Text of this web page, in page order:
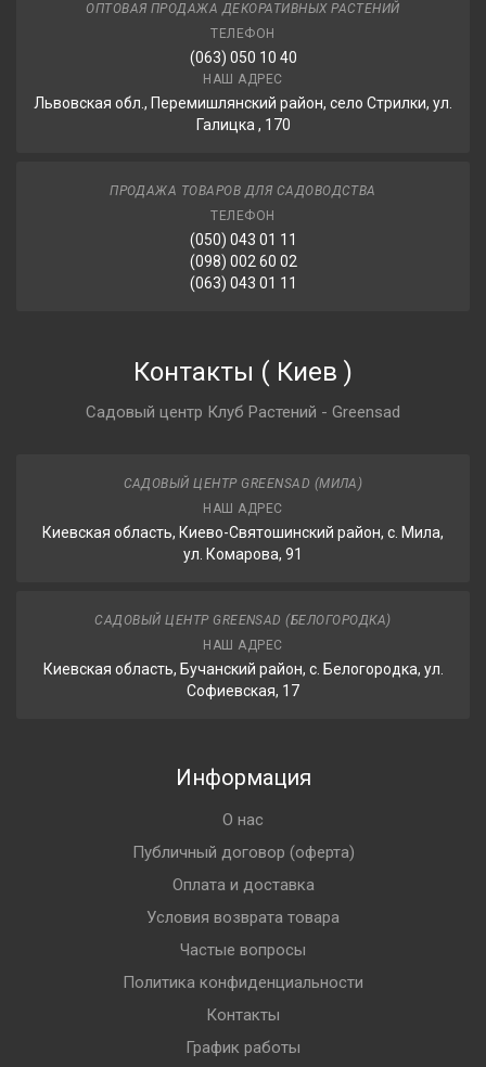
ОПТОВАЯ ПРОДАЖА ДЕКОРАТИВНЫХ РАСТЕНИЙ
ТЕЛЕФОН
(063) 050 10 40
НАШ АДРЕС
Львовская обл., Перемишлянский район, село Стрилки, ул.
Галицка , 170
ПРОДАЖА ТОВАРОВ ДЛЯ САДОВОДСТВА
ТЕЛЕФОН
(050) 043 01 11
(098) 002 60 02
(063) 043 01 11
Контакты ( Киев )
Садовый центр Клуб Растений - Greensad
САДОВЫЙ ЦЕНТР GREENSAD (МИЛА)
НАШ АДРЕС
Киевская область, Киево-Святошинский район, с. Мила,
ул. Комарова, 91
САДОВЫЙ ЦЕНТР GREENSAD (БЕЛОГОРОДКА)
НАШ АДРЕС
Киевская область, Бучанский район, с. Белогородка, ул.
Софиевская, 17
Информация
О нас
Публичный договор (оферта)
Оплата и доставка
Условия возврата товара
Частые вопросы
Политика конфиденциальности
Контакты
График работы